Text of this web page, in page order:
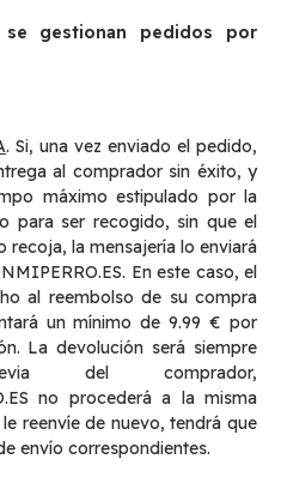
se gestionan pedidos por
. Si, una vez enviado el pedido,
al comprador sin éxito, y
máximo estipulado por la
para ser recogido, sin que el
la mensajería lo enviará
En este caso, el
al reembolso de su compra
un mínimo de 9.99 € por
La devolución será siempre
del comprador,
no procederá a la misma
reenvíe de nuevo, tendrá que
envío correspondientes.